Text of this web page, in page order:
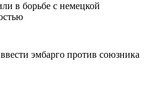
в борьбе с немецкой
эмбарго против союзника